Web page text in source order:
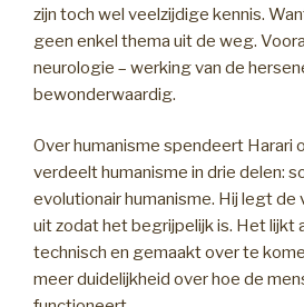
zijn toch wel veelzijdige kennis.
geen enkel thema uit de weg.
neurologie – werking van de
bewonderwaardig.
Over humanisme spendeert Harari
verdeelt humanisme in drie delen:
evolutionair humanisme. Hij legt de
uit zodat het begrijpelijk is. Het lijkt
technisch en gemaakt over te
meer duidelijkheid over hoe de